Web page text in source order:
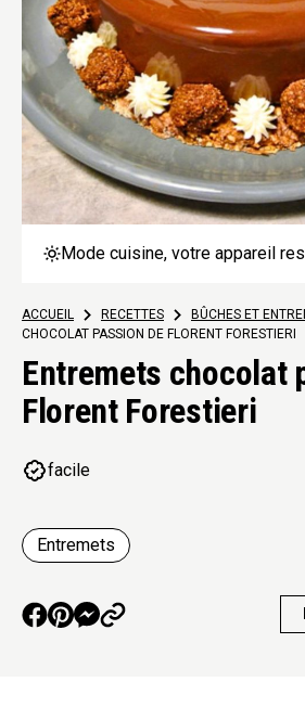
Mode cuisine, votre appareil
ACCUEIL > RECETTES > BÛCHES ET
CHOCOLAT PASSION DE FLORENT FORESTIERI
Entremets chocolat
Florent Forestieri
facile
Entremets